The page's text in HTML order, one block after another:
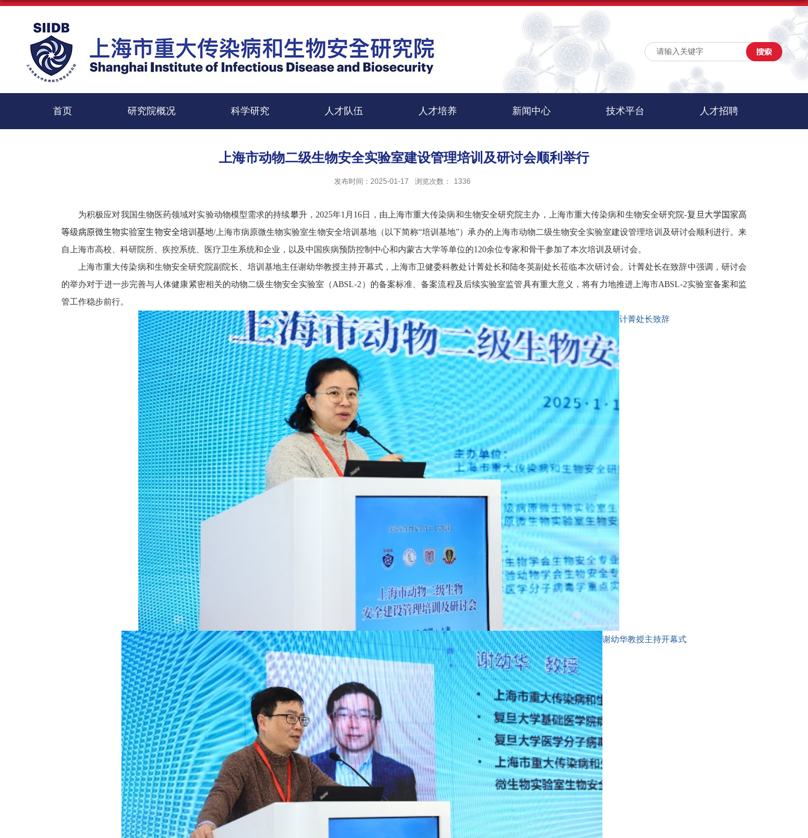
首页 研究院概况 科学研究 人才队伍 人才培养 新闻中心 技术平台 人才招聘
上海市动物二级生物安全实验室建设管理培训及研讨会顺利举行
发布时间：2025-01-17 浏览次数： 1336
为积极应对我国生物医药领域对实验动物模型需求的持续攀升， 2025年1 月 16 日，由上海市重大传染病和生物安全研究院主办，上海市重大传染病和生物安全研究院-复旦大学国家高
等级病原微生物实验室生物安全培训基地/上海市病原微生物实验室生物安全培训基地（以下简称“培训基地”）承办的上海市动物二级生物安全实验室建设管理培训及研讨会顺利进行。来
自上海市高校、科研院所、疾控系统、医疗卫生系统和企业，以及中国疾病预防控制中心和内蒙古大学等单位的120余位专家和骨干参加了本次培训及研讨会。
上海市重大传染病和生物安全研究院副院长、培训基地主任谢幼华教授主持开幕式，上海市卫健委科教处计菁处长和陆冬英副处长莅临本次研讨会。计菁处长在致辞中强调，研讨会
的举办对于进一步完善与人体健康紧密相关的动物二级生物安全实验室（ABSL-2 ）的备案标准、备案流程及后续实验室监管具有重大意义，将有力地推进上海市ABSL-2实验室备案和监
管工作稳步前行。
计菁处长致辞
谢幼华教授主持开幕式